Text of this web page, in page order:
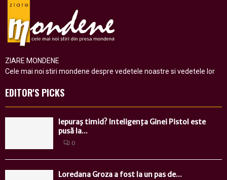
ZIARE MONDENE
Cele mai noi stiri mondene despre vedetele noastre si vedetele lor
EDITOR'S PICKS
Iepuraş timid? Inteligenţa Ginei Pistol este
pusă la...
0
Loredana Groza a fost la un pas de...